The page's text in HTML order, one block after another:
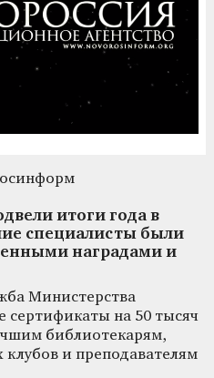
итоги года в
специалисты были
наградами и
Министерства
сертификаты на 50 тысяч
библиотекарям,
клубов и преподавателям